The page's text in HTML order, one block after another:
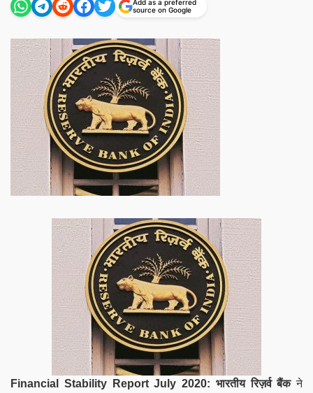
Add as a preferred
source on Google
Financial Stability ReportJuly 2020: भारतीय रिज़र्व बैंकने